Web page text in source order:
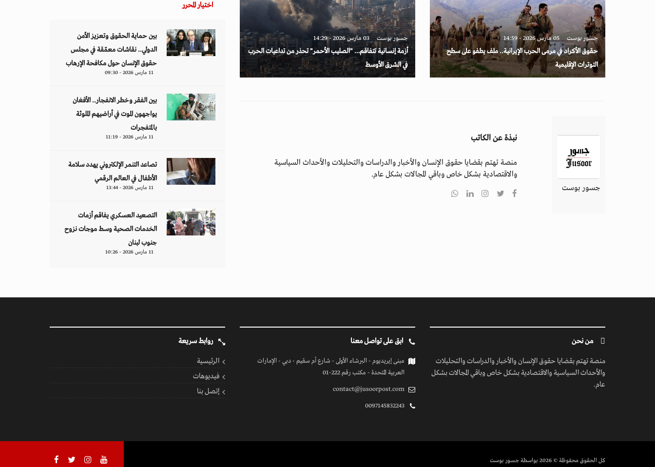
جسور بوست 05 مارس 2026 - 14:59
حقوق الأكراد في مرمى الحرب الإيرانية.. ملف يطفو على سطح
التوترات الإقليمية
جسور بوست 03 مارس 2026 - 14:29
أزمة إنسانية تتفاقم… "الصليب الأحمر" تحذر من تداعيات الحرب
في الشرق الأوسط
جسور بوست
نبذة عن الكاتب
منصة تهتم بقضايا حقوق الإنسان والأخبار والدراسات والتحليلات والأحداث السياسية
والاقتصادية بشكل خاص وباقي المجالات بشكل عام.
اختيار المحرر
بين حماية الحقوق وتعزيز الأمن
الدولي.. نقاشات معمّقة في مجلس
حقوق الإنسان حول مكافحة الإرهاب
11 مارس 2026 - 09:30
بين الفقر وخطر الانفجار.. الأفغان
يواجهون الموت في أراضيهم الملوثة
بالمتفجرات
11 مارس 2026 - 11:19
تصاعد التنمر الإلكتروني يهدد سلامة
الأطفال في العالم الرقمي
11 مارس 2026 - 13:44
التصعيد العسكري يفاقم أزمات
الخدمات الصحية وسط موجات نزوح
جنوب لبنان
11 مارس 2026 - 10:26
من نحن
منصة تهتم بقضايا حقوق الإنسان والأخبار والدراسات والتحليلات
والأحداث السياسية والاقتصادية بشكل خاص وباقي المجالات بشكل
عام.
ابق على تواصل معنا
مبنى إيريديوم - البرشاء الأولى - شارع أم سقيم - دبي - الإمارات
العربية المتحدة - مكتب رقم 222-01
contact@jusoorpost.com
0097145832243
روابط سريعة
الرئيسية
فيديوهات
إتصل بنا
كل الحقوق محفوظة© 2026 بواسطة جسور بوست